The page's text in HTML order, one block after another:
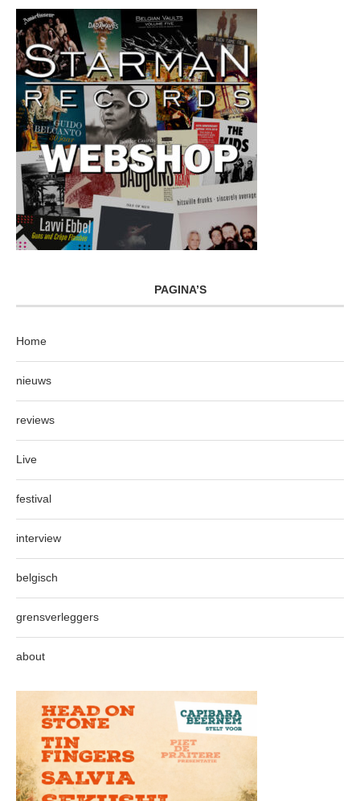
PAGINA’S
Home
nieuws
reviews
Live
festival
interview
belgisch
grensverleggers
about